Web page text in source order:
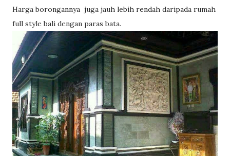
Harga borongannya juga jauh lebih rendah daripada rumah
full style bali dengan paras bata.